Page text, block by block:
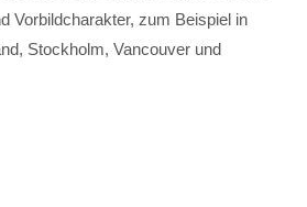
Vorbildcharakter, zum Beispiel in
Stockholm, Vancouver und